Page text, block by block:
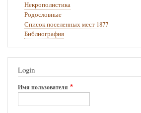
Кошелева
коллежскому
асессору
Некрополистика
Родословные
Список поселенных мест 1877
Библиография
Login
Имя пользователя